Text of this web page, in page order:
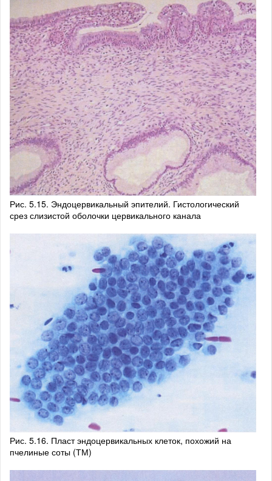
Рис. 5.15. Эндоцервикальный эпителий. Гистологический
срез слизистой оболочки цервикального канала
Рис. 5.16. Пласт эндоцервикальных клеток, похожий на
пчелиные соты (ТМ)